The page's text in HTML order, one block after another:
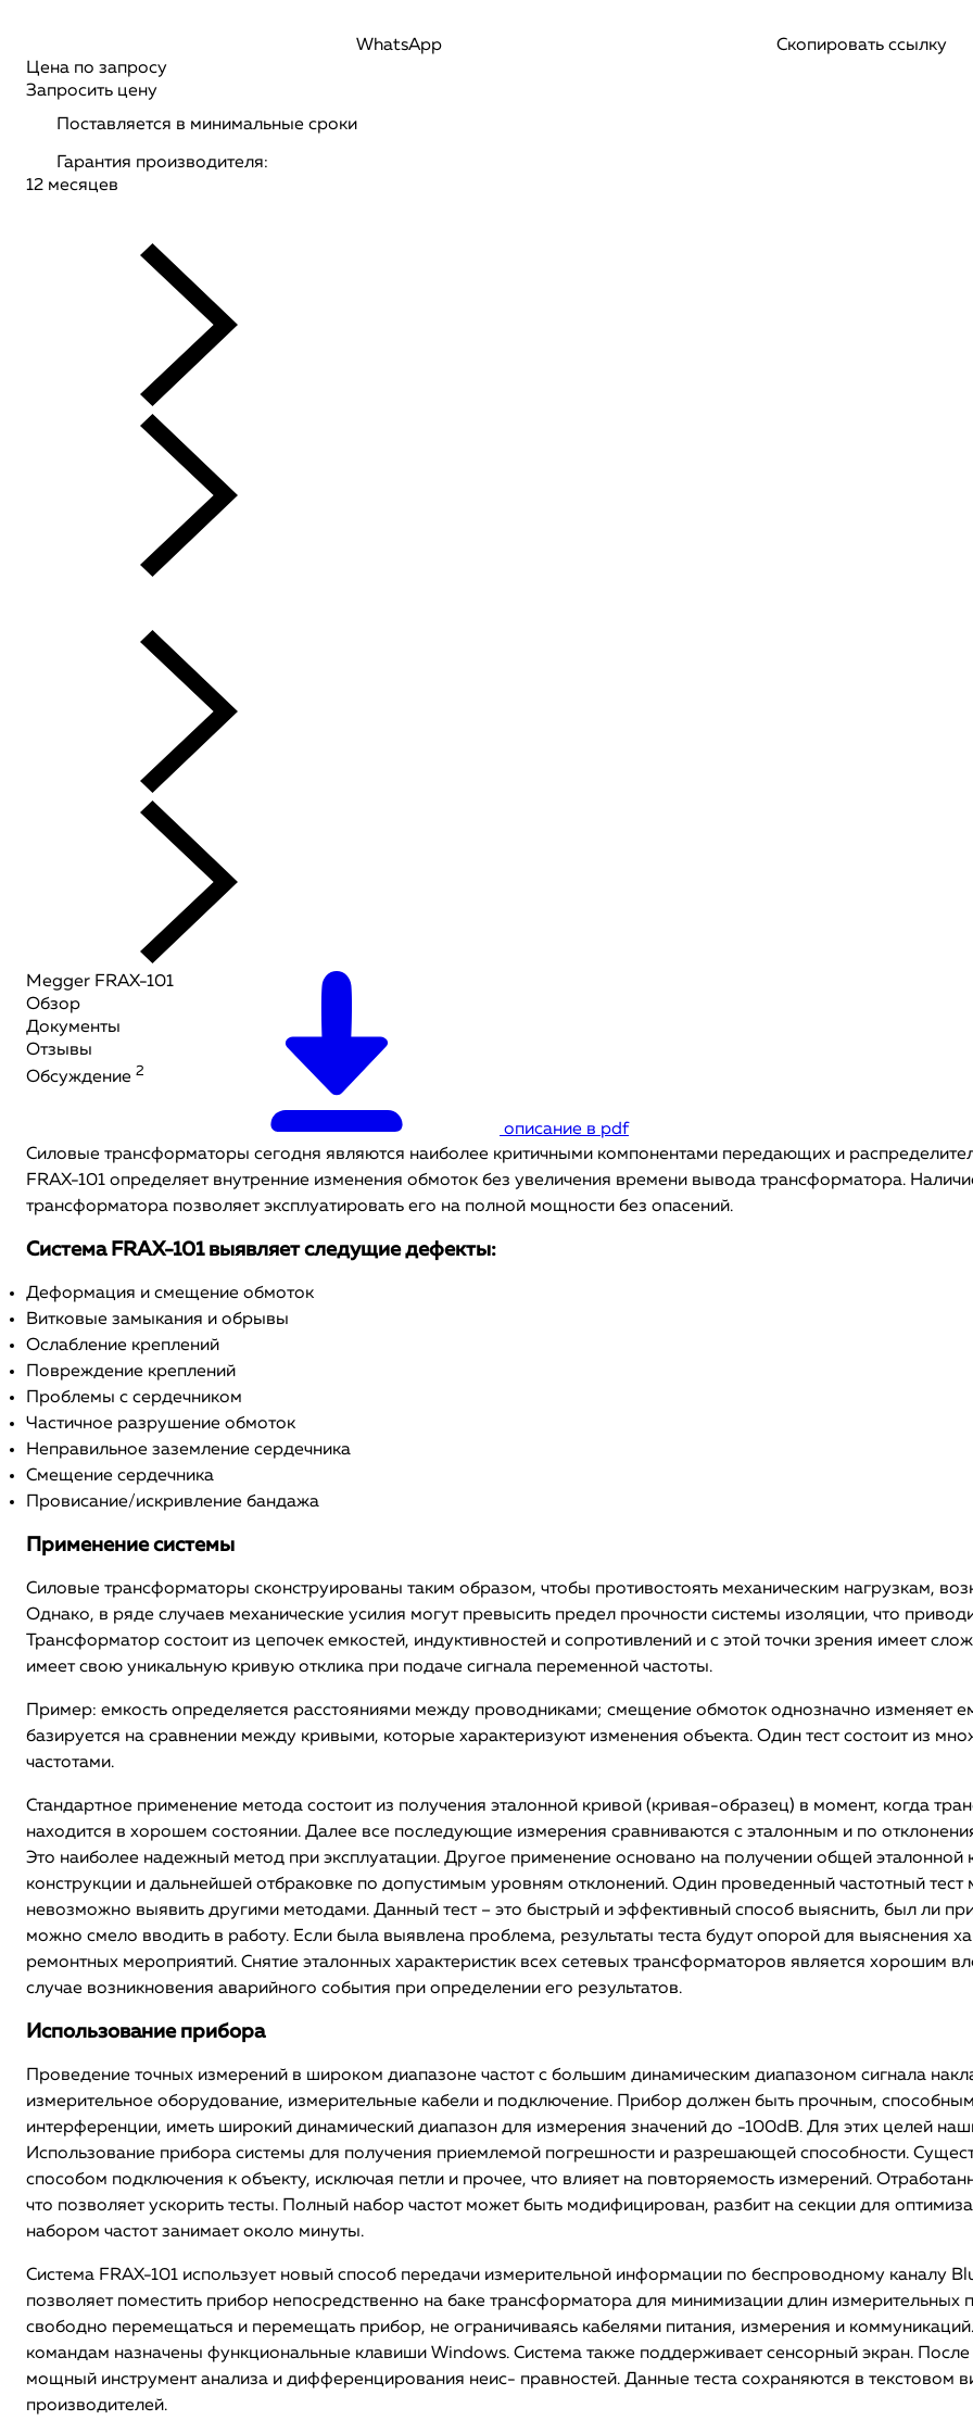
WhatsApp
Скопировать ссылку
Цена по запросу
Запросить цену
Поставляется в минимальные сроки
Гарантия производителя:
12 месяцев
Megger FRAX-101
Обзор
Документы
Отзывы
Обсуждение 2
описание в pdf
Силовые трансформаторы сегодня являются наиболее критичными компонентами передающих и
FRAX-101 определяет внутренние изменения обмоток без увеличения времени вывода трансформатора.
трансформатора позволяет эксплуатировать его на полной мощности без опасений.
Система FRAX-101 выявляет следущие дефекты:
Деформация и смещение обмоток
Витковые замыкания и обрывы
Ослабление креплений
Повреждение креплений
Проблемы с сердечником
Частичное разрушение обмоток
Неправильное заземление сердечника
Смещение сердечника
Провисание/искривление бандажа
Применение системы
Силовые трансформаторы сконструированы таким образом, чтобы противостоять механическим нагрузкам,
Однако, в ряде случаев механические усилия могут превысить предел прочности системы изоляции, что
Трансформатор состоит из цепочек емкостей, индуктивностей и сопротивлений и с этой точки зрения имеет
имеет свою уникальную кривую отклика при подаче сигнала переменной частоты.
Пример: емкость определяется расстояниями между проводниками; смещение обмоток однозначно изменяет
базируется на сравнении между кривыми, которые характеризуют изменения объекта. Один тест состоит из
частотами.
Стандартное применение метода состоит из получения эталонной кривой (кривая-образец) в момент, когда
находится в хорошем состоянии. Далее все последующие измерения сравниваются с эталонным и по
Это наиболее надежный метод при эксплуатации. Другое применение основано на получении общей
конструкции и дальнейшей отбраковке по допустимым уровням отклонений. Один проведенный частотный
невозможно выявить другими методами. Данный тест – это быстрый и эффективный способ выяснить, был ли
можно смело вводить в работу. Если была выявлена проблема, результаты теста будут опорой для выяснения
ремонтных мероприятий. Снятие эталонных характеристик всех сетевых трансформаторов является хорошим
случае возникновения аварийного события при определении его результатов.
Использование прибора
Проведение точных измерений в широком диапазоне частот с большим динамическим диапазоном сигнала
измерительное оборудование, измерительные кабели и подключение. Прибор должен быть прочным,
интерференции, иметь широкий динамический диапазон для измерения значений до -100dB. Для этих целей
Использование прибора системы для получения приемлемой погрешности и разрешающей способности.
способом подключения к объекту, исключая петли и прочее, что влияет на повторяемость измерений.
что позволяет ускорить тесты. Полный набор частот может быть модифицирован, разбит на секции для
набором частот занимает около минуты.
Система FRAX-101 использует новый способ передачи измерительной информации по беспроводному каналу
позволяет поместить прибор непосредственно на баке трансформатора для минимизации длин
свободно перемещаться и перемещать прибор, не ограничиваясь кабелями питания, измерения и
командам назначены функциональные клавиши Windows. Система также поддерживает сенсорный экран. После
мощный инструмент анализа и дифференцирования неис- правностей. Данные теста сохраняются в текстовом
производителей.